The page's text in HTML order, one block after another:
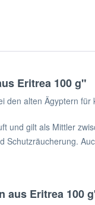
Eritrea 100 g"
den alten Ägyptern
und gilt als Mittler
aus Eritrea 100